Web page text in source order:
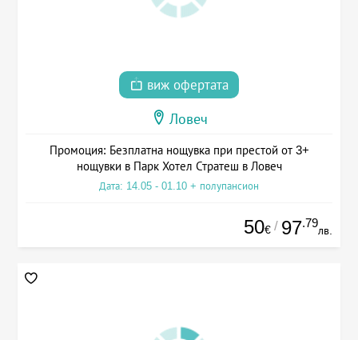
виж офертата
Ловеч
Промоция: Безплатна нощувка при престой от 3+
нощувки в Парк Хотел Стратеш в Ловеч
Дата: 14.05 - 01.10 + полупансион
50€ / 97.79
лв.